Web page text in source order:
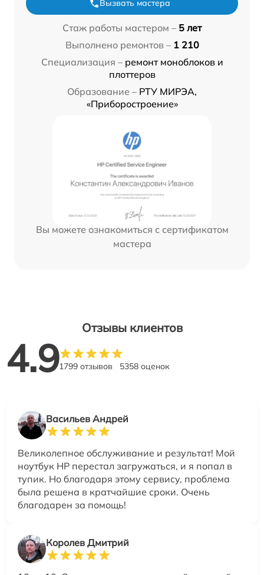
Вызвать мастера
Стаж работы мастером – 5 лет
Выполнено ремонтов – 1 210
Специализация – ремонт моноблоков и
плоттеров
Образование – РТУ МИРЭА,
«Приборостроение»
Вы можете ознакомиться с сертификатом
мастера
Отзывы клиентов
4.91799 отзывов 5358 оценок
Васильев Андрей
Великолепное обслуживание и результат! Мой
ноутбук HP перестал загружаться, и я попал в
тупик. Но благодаря этому сервису, проблема
была решена в кратчайшие сроки. Очень
благодарен за помощь!
Королев Дмитрий